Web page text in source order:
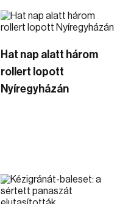
Hat nap alatt három
rollert lopott
Nyíregyházán